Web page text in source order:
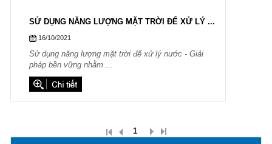
SỬ DỤNG NĂNG LƯỢNG MẶT TRỜI ĐỂ XỬ LÝ ...
16/10/2021
Sử dụng năng lượng mặt trời để xử lý nước - Giải
pháp bền vững nhằm ...
1
16/10/2021
Ô nhiễm nguồn nước và vấn đề sức khỏe
Sử dụng năng lượng mặt trời để xử lý ...